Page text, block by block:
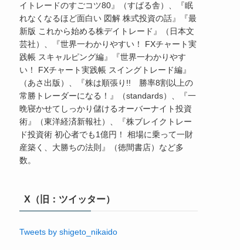
イトレードのすごコツ80』（すばる舎）、『眠
れなくなるほど面白い 図解 株式投資の話』『最
新版 これから始める株デイトレード』（日本文
芸社）、『世界一わかりやすい！ FXチャート実
践帳 スキャルピング編』『世界一わかりやす
い！ FXチャート実践帳 スイングトレード編』
（あさ出版）、『株は順張り!! 勝率8割以上の
常勝トレーダーになる！』（standards）、『一
晩寝かせてしっかり儲けるオーバーナイト投資
術』（東洋経済新報社）、『株ブレイクトレー
ド投資術 初心者でも1億円！ 相場に乗って一財
産築く、大勝ちの法則』（徳間書店）など多
数。
X（旧：ツイッター）
Tweets by shigeto_nikaido